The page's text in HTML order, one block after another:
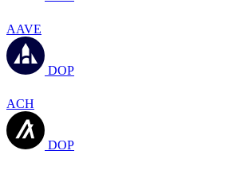
AAVE
DOP
ACH
DOP